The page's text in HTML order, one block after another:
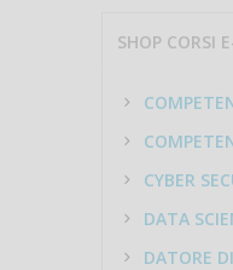
SHOP CORSI
CYBER
DATA
DATORE